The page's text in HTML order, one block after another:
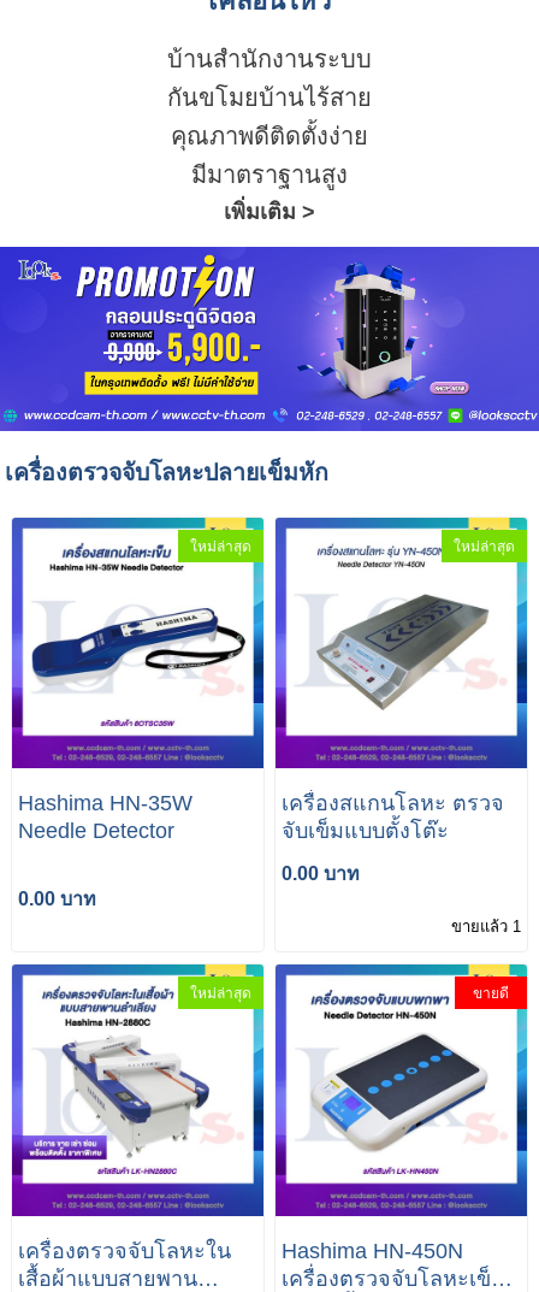
บ้านสำนักงานระบบ
กันขโมยบ้านไร้สาย
คุณภาพดีติดตั้งง่าย
มีมาตราฐานสูง
เพิ่มเติม >
เครื่องตรวจจับโลหะปลายเข็มหัก
ใหม่ล่าสุด
Hashima HN-35W
Needle Detector
0.00 บาท
ใหม่ล่าสุด
เครื่องสแกนโลหะ ตรวจ
จับเข็มแบบตั้งโต๊ะ
0.00 บาท
ขายแล้ว 1
ใหม่ล่าสุด
เครื่องตรวจจับโลหะใน
เสื้อผ้าแบบสายพาน
ขายดี
Hashima HN-450N
เครื่องตรวจจับโลหะเข็ม